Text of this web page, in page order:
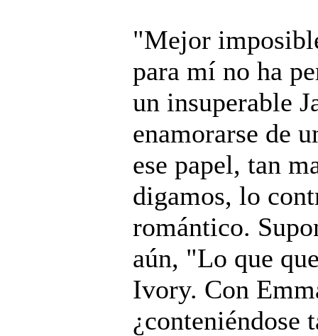
"Mejor
para mí no ha
un insuperable
enamorarse de
ese papel, tan
digamos, lo
romántico.
aún, "Lo que
Ivory. Con
¿conteniéndose